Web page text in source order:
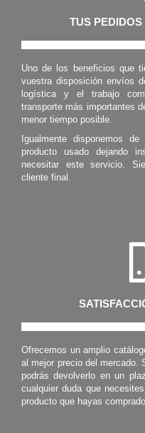
TUS
Uno de los beneficios que
vuestra disposición envíos
logística y el trabajo
transporte más importantes
menor tiempo posible.
Igualmente disponemos
producto usado dejando
necesitar este servicio.
cliente final.
Ofrecemos un amplio
al mejor precio del mercado.
podrás devolverlo en un
cualquier duda que
producto que hayas